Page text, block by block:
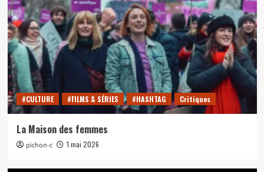
#CULTURE #FILMS & SÉRIES #HASHTAG Critiques
La Maison des femmes
pichon-c 1 mai 2026